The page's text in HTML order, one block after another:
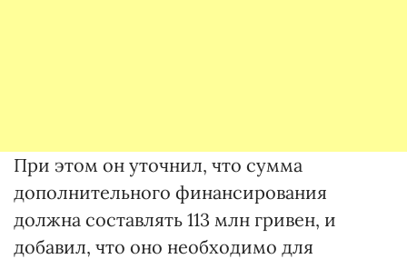
При этом он уточнил, что сумма
дополнительного финансирования
должна составлять 113 млн гривен, и
добавил, что оно необходимо для